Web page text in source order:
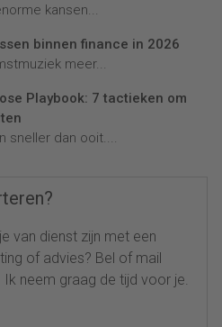
kansen...
binnen finance in 2026
meer...
Playbook: 7 tactieken om
sneller dan ooit....
van dienst zijn met een
of advies? Bel of mail
Ik neem graag de tijd voor je.